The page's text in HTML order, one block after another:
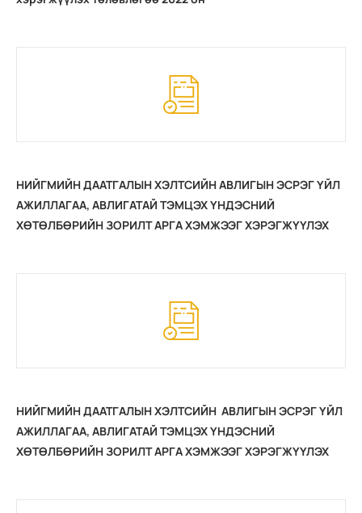
НИЙГМИЙН ДААТГАЛЫН ХЭЛТСИЙН АВЛИГЫН ЭСРЭГ ҮЙЛ
АЖИЛЛАГАА, АВЛИГАТАЙ ТЭМЦЭХ ҮНДЭСНИЙ
ХӨТӨЛБӨРИЙН ЗОРИЛТ АРГА ХЭМЖЭЭГ ХЭРЭГЖҮҮЛЭХ
НИЙГМИЙН ДААТГАЛЫН ХЭЛТСИЙН АВЛИГЫН ЭСРЭГ ҮЙЛ
АЖИЛЛАГАА, АВЛИГАТАЙ ТЭМЦЭХ ҮНДЭСНИЙ
ХӨТӨЛБӨРИЙН ЗОРИЛТ АРГА ХЭМЖЭЭГ ХЭРЭГЖҮҮЛЭХ